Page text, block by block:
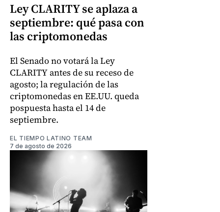
Ley CLARITY se aplaza a
septiembre: qué pasa con
las criptomonedas
El Senado no votará la Ley
CLARITY antes de su receso de
agosto; la regulación de las
criptomonedas en EE.UU. queda
pospuesta hasta el 14 de
septiembre.
EL TIEMPO LATINO TEAM
7 de agosto de 2026